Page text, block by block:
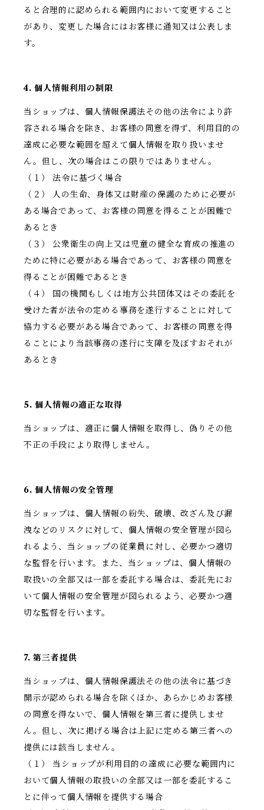
ると合理的に認められる範囲内において変更すること
があり、変更した場合にはお客様に通知又は公表しま
す。
4. 個人情報利用の制限
当ショップは、個人情報保護法その他の法令により許
容される場合を除き、お客様の同意を得ず、利用目的の
達成に必要な範囲を超えて個人情報を取り扱いませ
ん。但し、次の場合はこの限りではありません。
（１） 法令に基づく場合
（２） 人の生命、身体又は財産の保護のために必要が
ある場合であって、お客様の同意を得ることが困難で
あるとき
（３） 公衆衛生の向上又は児童の健全な育成の推進の
ために特に必要がある場合であって、お客様の同意を
得ることが困難であるとき
（４） 国の機関もしくは地方公共団体又はその委託を
受けた者が法令の定める事務を遂行することに対して
協力する必要がある場合であって、お客様の同意を得
ることにより当該事務の遂行に支障を及ぼすおそれが
あるとき
5. 個人情報の適正な取得
当ショップは、適正に個人情報を取得し、偽りその他
不正の手段により取得しません。
6. 個人情報の安全管理
当ショップは、個人情報の紛失、破壊、改ざん及び漏
洩などのリスクに対して、個人情報の安全管理が図ら
れるよう、当ショップの従業員に対し、必要かつ適切
な監督を行います。また、当ショップは、個人情報の
取扱いの全部又は一部を委託する場合は、委託先にお
いて個人情報の安全管理が図られるよう、必要かつ適
切な監督を行います。
7. 第三者提供
当ショップは、個人情報保護法その他の法令に基づき
開示が認められる場合を除くほか、あらかじめお客様
の同意を得ないで、個人情報を第三者に提供しませ
ん。但し、次に掲げる場合は上記に定める第三者への
提供には該当しません。
（１） 当ショップが利用目的の達成に必要な範囲内に
おいて個人情報の取扱いの全部又は一部を委託するこ
とに伴って個人情報を提供する場合